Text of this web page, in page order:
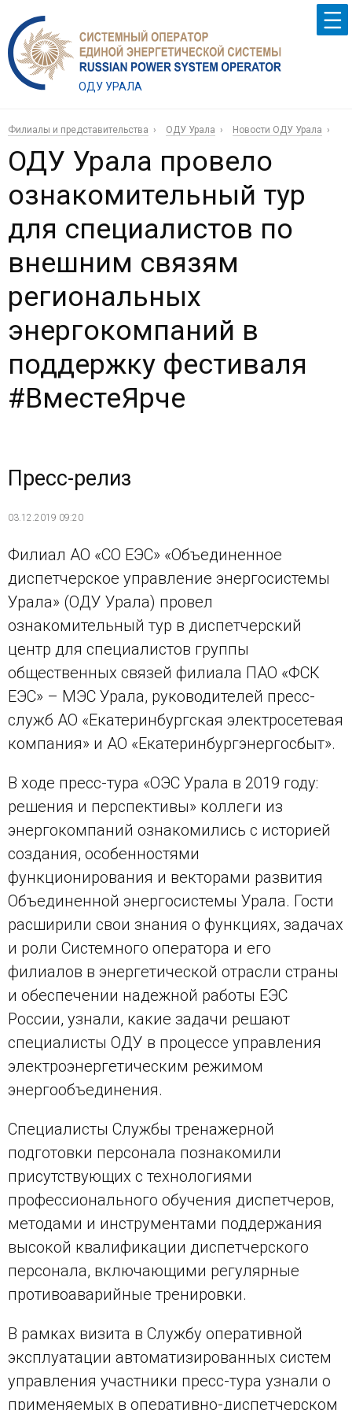
ОДУ УРАЛА
Филиалы и представительства ОДУ Урала Новости ОДУ Урала
ОДУ Урала провело
ознакомительный тур
для специалистов по
внешним связям
региональных
энергокомпаний в
поддержку фестиваля
#ВместеЯрче
Пресс-релиз
03.12.2019 09:20
Филиал АО «СО ЕЭС» «Объединенное
диспетчерское управление энергосистемы
Урала» (ОДУ Урала) провел
ознакомительный тур в диспетчерский
центр для специалистов группы
общественных связей филиала ПАО «ФСК
ЕЭС» – МЭС Урала, руководителей пресс-
служб АО «Екатеринбургская электросетевая
компания» и АО «Екатеринбургэнергосбыт».
В ходе пресс-тура «ОЭС Урала в 2019 году:
решения и перспективы» коллеги из
энергокомпаний ознакомились с историей
создания, особенностями
функционирования и векторами развития
Объединенной энергосистемы Урала. Гости
расширили свои знания о функциях, задачах
и роли Системного оператора и его
филиалов в энергетической отрасли страны
и обеспечении надежной работы ЕЭС
России, узнали, какие задачи решают
специалисты ОДУ в процессе управления
электроэнергетическим режимом
энергообъединения.
Специалисты Службы тренажерной
подготовки персонала познакомили
присутствующих с технологиями
профессионального обучения диспетчеров,
методами и инструментами поддержания
высокой квалификации диспетчерского
персонала, включающими регулярные
противоаварийные тренировки.
В рамках визита в Службу оперативной
эксплуатации автоматизированных систем
управления участники пресс-тура узнали о
применяемых в оперативно-диспетчерском